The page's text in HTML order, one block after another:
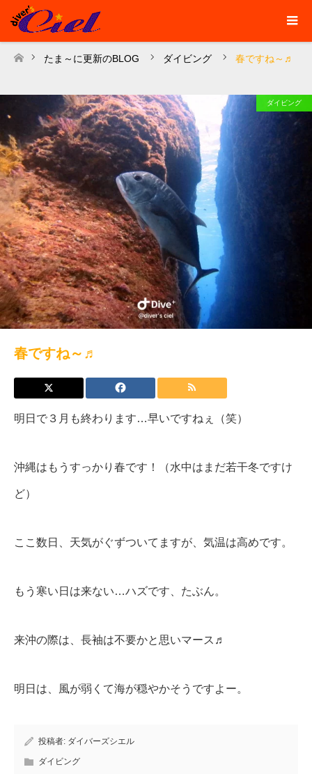
ホーム
たま～に更新のBLOG ダイビング 春ですね～♬
ダイビング
春ですね～♬
明日で３月も終わります…早いですねぇ（笑）
沖縄はもうすっかり春です！（水中はまだ若干冬ですけ
ど）
ここ数日、天気がぐずついてますが、気温は高めです。
もう寒い日は来ない…ハズです、たぶん。
来沖の際は、長袖は不要かと思いマース♬
明日は、風が弱くて海が穏やかそうですよー。
投稿者: ダイバーズシエル
ダイビング